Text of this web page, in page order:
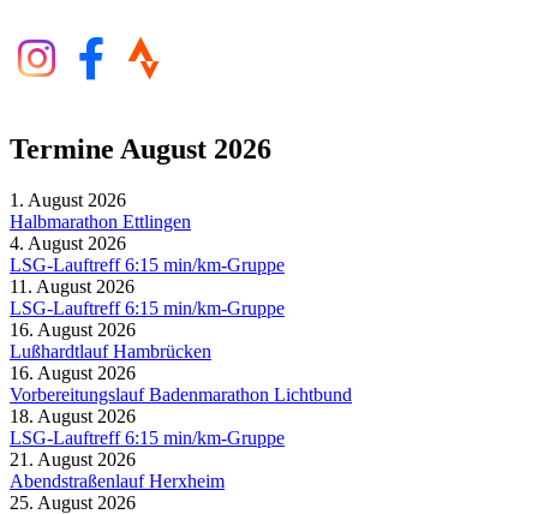
Termine August 2026
1. August 2026
Halbmarathon Ettlingen
4. August 2026
LSG-Lauftreff 6:15 min/km-Gruppe
11. August 2026
LSG-Lauftreff 6:15 min/km-Gruppe
16. August 2026
Lußhardtlauf Hambrücken
16. August 2026
Vorbereitungslauf Badenmarathon Lichtbund
18. August 2026
LSG-Lauftreff 6:15 min/km-Gruppe
21. August 2026
Abendstraßenlauf Herxheim
25. August 2026